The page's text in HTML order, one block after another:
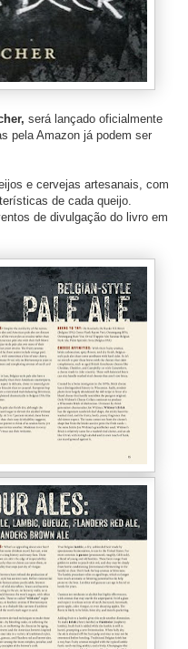
será lançado oficialmente
pela Amazon já podem ser
e cervejas artesanais, com
de cada queijo.
de divulgação do livro em